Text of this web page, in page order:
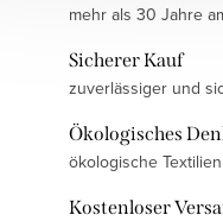
mehr als 30 Jahre
Sicherer Kauf
zuverlässiger und
Ökologisches
ökologische
Kostenloser